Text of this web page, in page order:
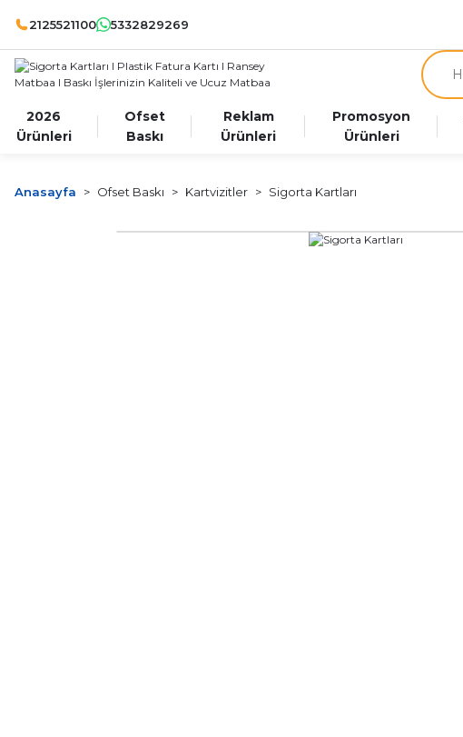
2125521100 5332829269
2026
Ürünleri
Ofset
Baskı
Reklam
Ürünleri
Promosyon
Ürünleri
Anasayfa Ofset Baskı Kartvizitler Sigorta Kartları